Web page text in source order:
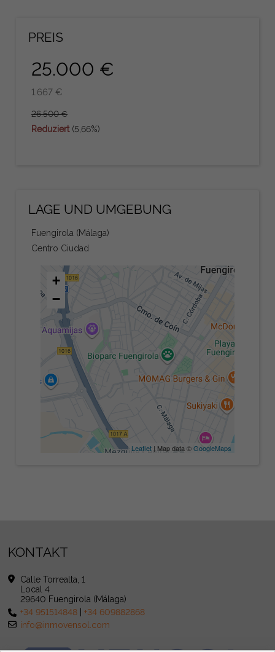
PREIS
25.000 €
1.667 €
26.500 €
Reduziert (5,66%)
LAGE UND UMGEBUNG
Fuengirola (Málaga)
Centro Ciudad
+
−
Leaflet| Map data ©GoogleMaps
KONTAKT
Calle Torrealta, 1
Local 4
29640 Fuengirola (Málaga)
+34 951514848 |+34 609882868
info@inmovensol.com